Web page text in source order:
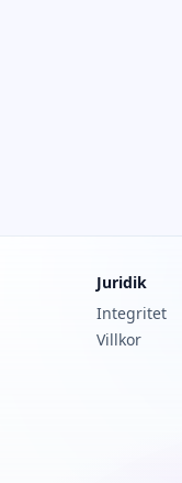
Juridik
Integritet
Villkor